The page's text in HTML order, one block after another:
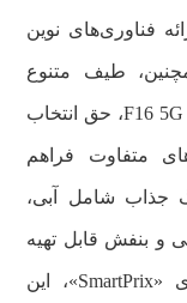
فناوری‌های نوین
طیف متنوع
رنگ‌های در نظر گرفته شده برای گلکسی F16 5G، حق انتخاب
متفاوت فراهم
جذاب شامل آبی،
و بنفش قابل تهیه
خواهد بود. تصاویر منتشر شده از سوی «SmartPrix»، این